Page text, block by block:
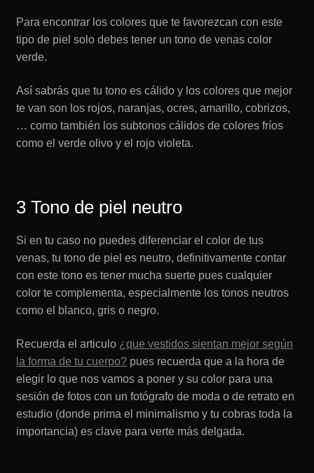
Para encontrar los colores que te favorezcan con este
tipo de piel solo debes tener un tono de venas color
verde.
Así sabrás que tu tono es cálido y los colores que mejor
te van son los rojos, naranjas, ocres, amarillo, cobrizos,
… como también los subtonos cálidos de colores fríos
como el verde olivo y el rojo violeta.
3 Tono de piel neutro
Si en tu caso no puedes diferenciar el color de tus
venas, tu tono de piel es neutro, definitivamente contar
con este tono es tener mucha suerte pues cualquier
color te complementa, especialmente los tonos neutros
como el blanco, gris o negro.
Recuerda el articulo ¿que vestidos sientan mejor según
la forma de tu cuerpo?pues recuerda que a la hora de
elegir lo que nos vamos a poner y su color para una
sesión de fotos con un fotógrafo de moda o de retrato en
estudio (donde prima el minimalismo y tu cobras toda la
importancia) es clave para verte más delgada.